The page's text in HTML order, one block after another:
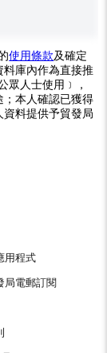
使用條款及確定
庫內作為直接推
眾人士使用﹞，
；本人確認已獲得
料提供予貿發局
用程式
局電郵訂閱